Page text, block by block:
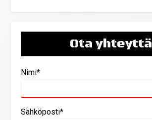
Ota yhteyttä
Nimi*
Sähköposti*